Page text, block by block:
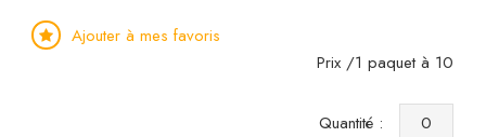
Ajouter à mes favoris
Prix /1 paquet à 10
Quantité :